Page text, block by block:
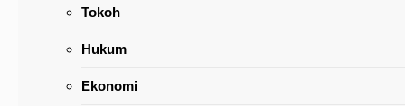
Tokoh
Hukum
Ekonomi